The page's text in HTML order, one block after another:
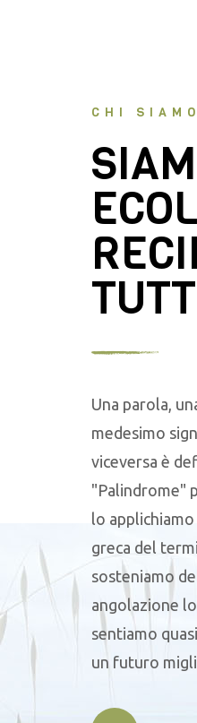
CHI SIAMO
Una parola,
medesimo
viceversa è
"Palindrome"
lo
greca del
sosteniamo
angolazione
sentiamo
un futuro